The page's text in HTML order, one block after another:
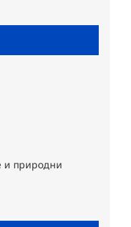
и природни